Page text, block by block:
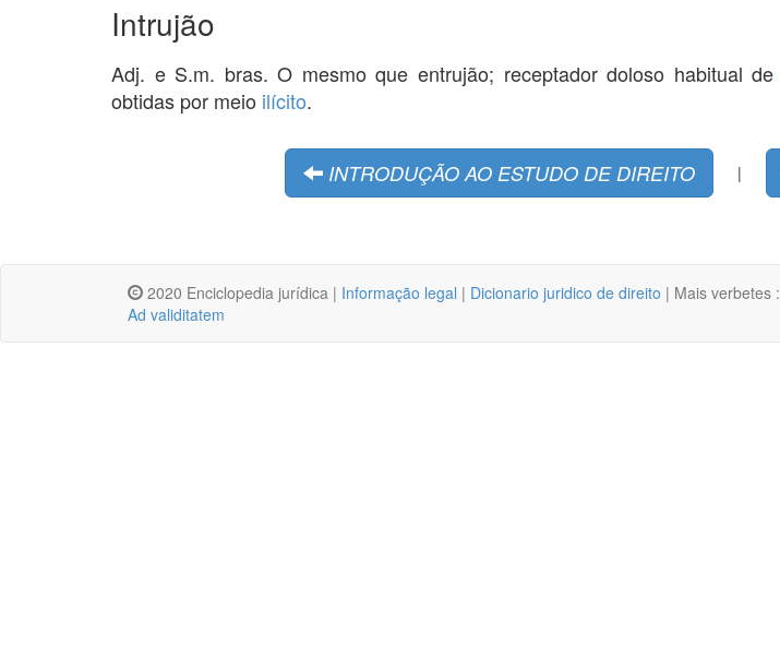
Intrujão
Adj. e S.m. bras. O mesmo que entrujão; receptador doloso habitual de
obtidas por meio ilícito.
INTRODUÇÃO AO ESTUDO DE DIREITO |
2020 Enciclopedia jurídica | Informação legal | Dicionario juridico de direito | Mais verbetes :
Ad validitatem